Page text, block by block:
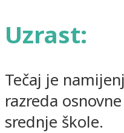
Uzrast:
Tečaj je
razreda
srednje škole.